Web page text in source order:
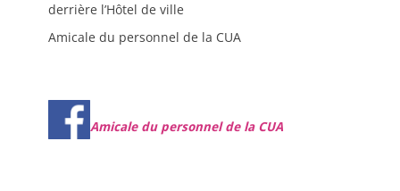
derrière l’Hôtel de ville
Amicale du personnel de la CUA
Amicale du personnel de la CUA